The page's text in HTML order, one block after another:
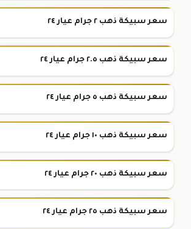
سعر سبيكة ذهب ٢ جرام عيار ٢٤
سعر سبيكة ذهب ٢.٥ جرام عيار ٢٤
سعر سبيكة ذهب ٥ جرام عيار ٢٤
سعر سبيكة ذهب ١٠ جرام عيار ٢٤
سعر سبيكة ذهب ٢٠ جرام عيار ٢٤
سعر سبيكة ذهب ٢٥ جرام عيار ٢٤